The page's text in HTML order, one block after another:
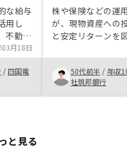
な給与
用し
不動産
の信用
は選定
組みに
って
融商品
のよ
たと思
のでコ
適正
月18日
/ 四国電
株や保険などの運
が、現物資産への
と安定リターンを
資を始めたいと考
RENOSYは管理面
者には向いている
え、担当者の丁寧
応もあり、購入を
50代前半 / 年収
社筑邦銀行
と見る